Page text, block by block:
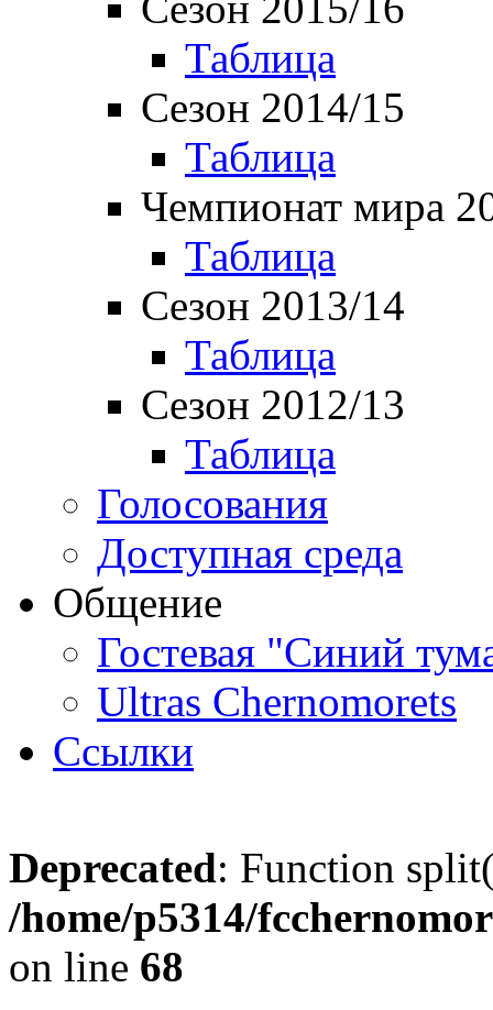
Таблица
Сезон 2014/15
Таблица
Чемпионат мира
Таблица
Сезон 2013/14
Таблица
Сезон 2012/13
Таблица
Голосования
Доступная среда
Общение
Гостевая "Синий
Ultras Chernomorets
Ссылки
Deprecated: Function
/home/p5314/
on line 68